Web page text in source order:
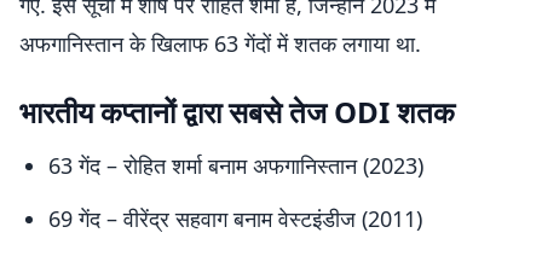
अफगानिस्तान के खिलाफ 63 गेंदों में शतक लगाया था.
भारतीय कप्तानों द्वारा सबसे तेज ODI शतक
63 गेंद – रोहित शर्मा बनाम अफगानिस्तान (2023)
69 गेंद – वीरेंद्र सहवाग बनाम वेस्टइंडीज (2011)